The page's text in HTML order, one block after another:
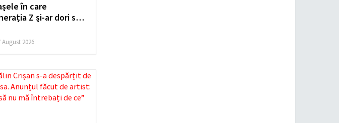
în care
Z și-ar dori să
ce sunt preferate
August 2026